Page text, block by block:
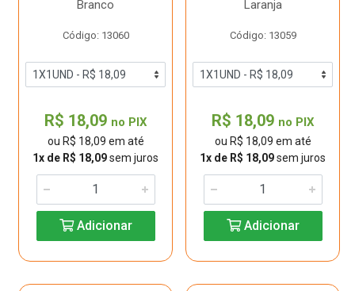
Branco
Código: 13060
R$ 18,09 no PIX
ou R$ 18,09 em até
1x de R$ 18,09sem juros
Adicionar
Laranja
Código: 13059
R$ 18,09 no PIX
ou R$ 18,09 em até
1x de R$ 18,09sem juros
Adicionar